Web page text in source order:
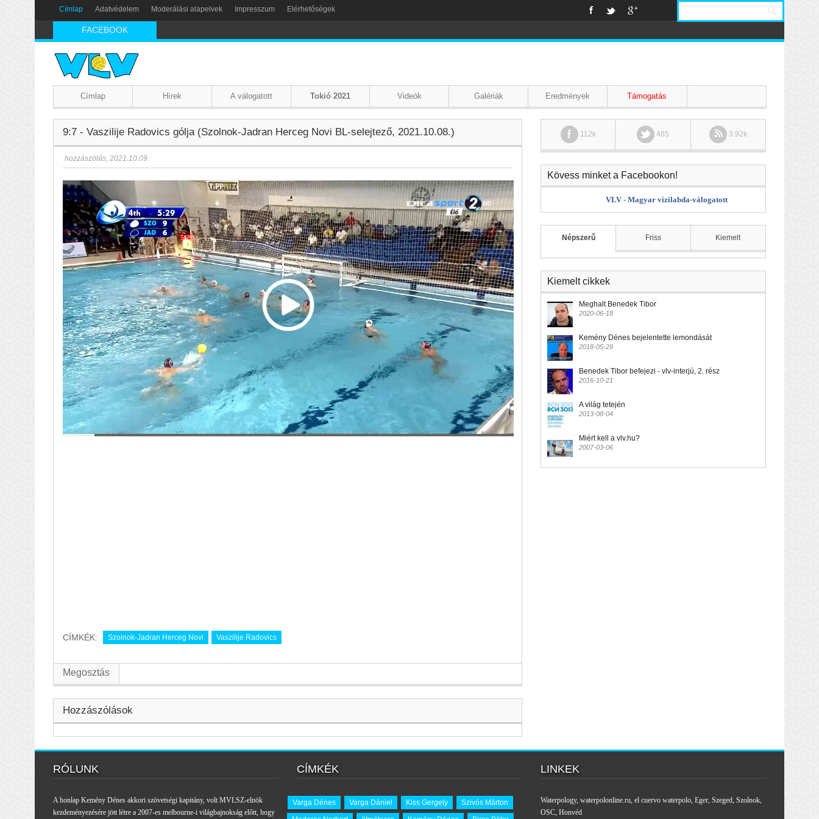
Címlap Adatvédelem Moderálási alapelvek Impresszum Elérhetőségek
FACEBOOK
Címlap Hírek A válogatott Tokió 2021 Videók Galériák Eredmények Támogatás
9:7 - Vaszilije Radovics gólja (Szolnok-Jadran Herceg Novi BL-selejtező, 2021.10.08.)
hozzászólás, 2021.10.09.
CÍMKÉK: Szolnok-Jadran Herceg Novi Vaszilije Radovics
Megosztás
Hozzászólások
112k 465 3.92k
Kövess minket a Facebookon!
VLV - Magyar vízilabda-válogatott
Népszerű Friss Kiemelt
Kiemelt cikkek
Meghalt Benedek Tibor
2020-06-18
Kemény Dénes bejelentette lemondását
2018-05-29
Benedek Tibor befejezi - vlv-interjú, 2. rész
2016-10-21
A világ tetején
2013-08-04
Miért kell a vlv.hu?
2007-03-06
RÓLUNK
A honlap Kemény Dénes akkori szövetségi kapitány, volt MVLSZ-elnök
kezdeményezésére jött létre a 2007-es melbourne-i világbajnokság előtt, hogy
CÍMKÉK
Varga Dénes Varga Dániel Kiss Gergely
Szivós Márton
LINKEK
Waterpology, waterpolonline.ru, el cuervo waterpolo, Eger, Szeged, Szolnok,
OSC, Honvéd